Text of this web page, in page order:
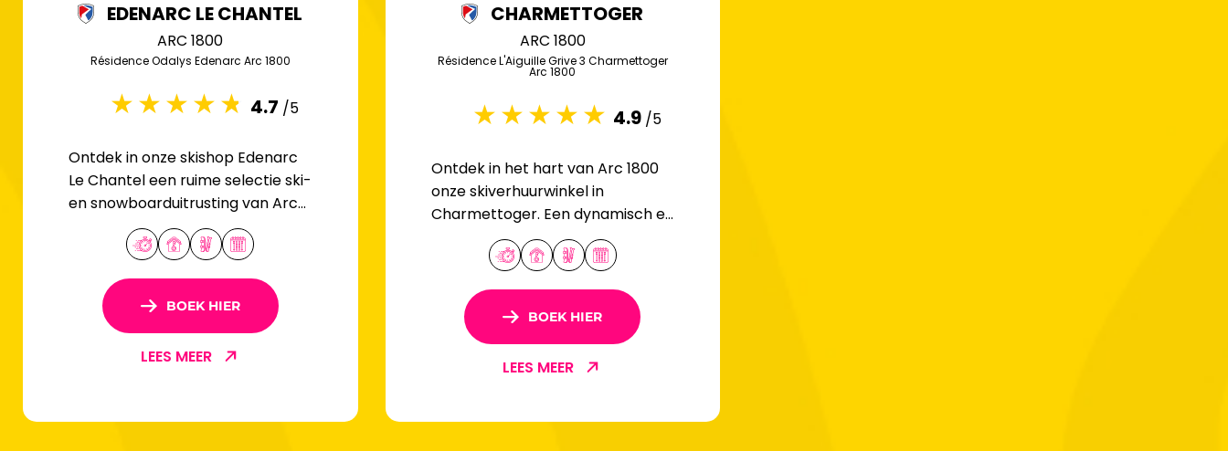
EDENARC LE CHANTEL
ARC 1800
Résidence Odalys Edenarc Arc 1800
4.7 /5
Ontdek in onze skishop Edenarc
Le Chantel een ruime selectie ski-
en snowboarduitrusting van Arc
BOEK HIER
LEES MEER
CHARMETTOGER
ARC 1800
Résidence L'Aiguille Grive 3 Charmettoger
Arc 1800
4.9 /5
Ontdek in het hart van Arc 1800
onze skiverhuurwinkel in
Charmettoger. Een dynamisch en
enthousiast team staat de hele
winter voor u klaar.
BOEK HIER
LEES MEER